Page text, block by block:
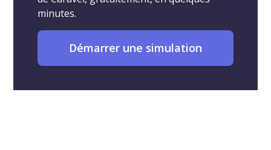
minutes.
Démarrer une simulation